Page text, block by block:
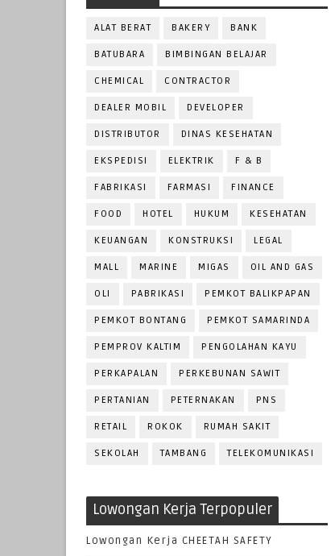
ALAT BERAT BAKERY BANK
BATUBARA BIMBINGAN BELAJAR
CHEMICAL CONTRACTOR
DEALER MOBIL DEVELOPER
DISTRIBUTOR DINAS KESEHATAN
EKSPEDISI ELEKTRIK F & B
FABRIKASI FARMASI FINANCE
FOOD HOTEL HUKUM KESEHATAN
KEUANGAN KONSTRUKSI LEGAL
MALL MARINE MIGAS OIL AND GAS
OLI PABRIKASI PEMKOT BALIKPAPAN
PEMKOT BONTANG PEMKOT SAMARINDA
PEMPROV KALTIM PENGOLAHAN KAYU
PERKAPALAN PERKEBUNAN SAWIT
PERTANIAN PETERNAKAN PNS
RETAIL ROKOK RUMAH SAKIT
SEKOLAH TAMBANG TELEKOMUNIKASI
Lowongan Kerja Terpopuler
Lowongan Kerja CHEETAH SAFETY